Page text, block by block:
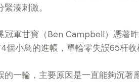
湊刺激。
冠軍甘寶（Ben Campbell）憑著
小鳥的進帳，單輪零失誤65杆收
一輪，主要原因是一直能夠沉